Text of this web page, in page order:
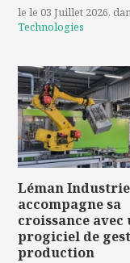
le le 03 Juillet 2026,
Technologies
Léman Industrie
accompagne sa
croissance avec
progiciel de
production